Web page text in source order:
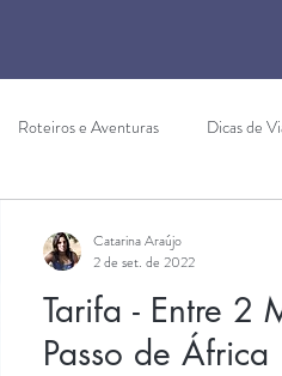
Roteiros e Aventuras Dicas de
Serra de Aire e Candeeiros
Tarifa - Entre 2
Passo de África
Catarina Araújo
2 de set. de 2022